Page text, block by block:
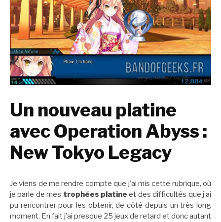
Un nouveau platine
avec Operation Abyss :
New Tokyo Legacy
Je viens de me rendre compte que j’ai mis cette rubrique, où
je parle de mes trophées platine et des difficultés que j’ai
pu rencontrer pour les obtenir, de côté depuis un très long
moment. En fait j’ai presque 25 jeux de retard et donc autant